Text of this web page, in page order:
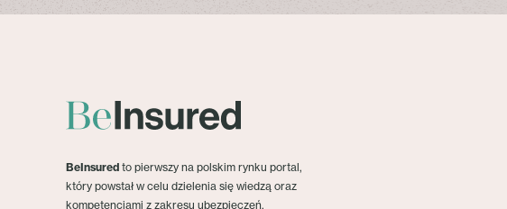
BeInsured to pierwszy na polskim rynku portal,
który powstał w celu dzielenia się wiedzą oraz
kompetencjami z zakresu ubezpieczeń.